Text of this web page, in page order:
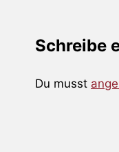
Schreibe
Du musst